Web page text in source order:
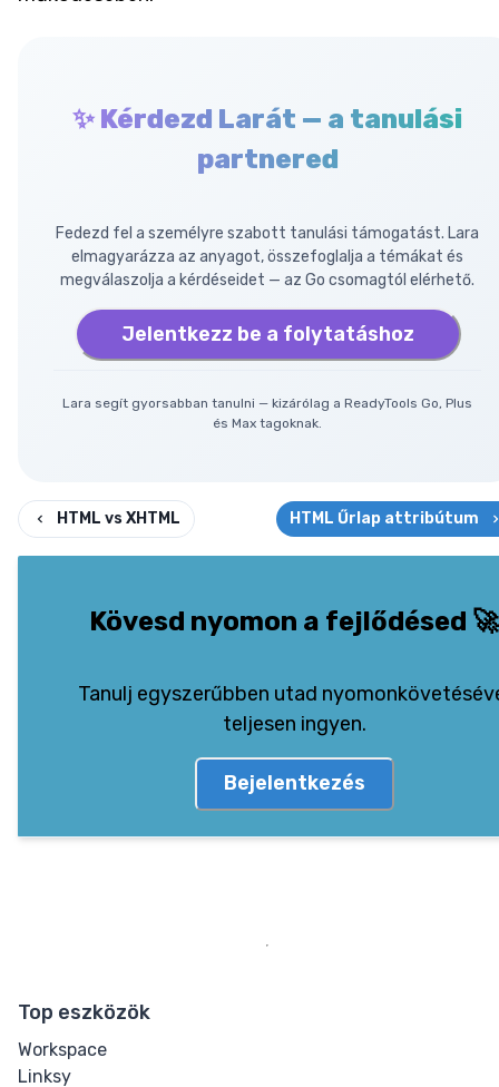
✨ Kérdezd Larát — a tanulási
partnered
Fedezd fel a személyre szabott tanulási támogatást. Lara
elmagyarázza az anyagot, összefoglalja a témákat és
megválaszolja a kérdéseidet — az Go csomagtól elérhető.
Jelentkezz be a folytatáshoz
Lara segít gyorsabban tanulni — kizárólag a ReadyTools Go, Plus
és Max tagoknak.
HTML vs XHTML HTML Űrlap attribútum
Kövesd nyomon a fejlődésed 🚀
Tanulj egyszerűbben utad
teljesen ingyen.
Bejelentkezés
Top eszközök
Workspace
Linksy